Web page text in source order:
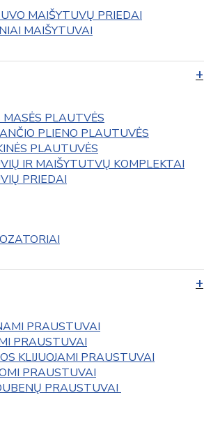
MAIŠYTUVŲ PRIEDAI
MAIŠYTUVAI
PLAUTVĖS
PLIENO PLAUTUVĖS
PLAUTUVĖS
IR MAIŠYTUTVŲ KOMPLEKTAI
PRIEDAI
PRAUSTUVAI
PRAUSTUVAI
KLIJUOJAMI PRAUSTUVAI
PRAUSTUVAI
PRAUSTUVAI